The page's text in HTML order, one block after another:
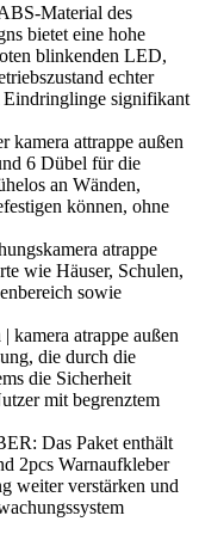
Material des
bietet eine hohe
blinkenden LED,
echter
Eindringlinge signifikant
attrappe außen
6 Dübel für die
an Wänden,
können, ohne
atrappe
wie Häuser, Schulen,
sowie
atrappe außen
die durch die
die Sicherheit
mit begrenztem
Das Paket enthält
2pcs Warnaufkleber
weiter verstärken und